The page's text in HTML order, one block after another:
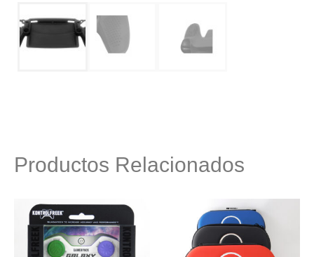
Productos Relacionados